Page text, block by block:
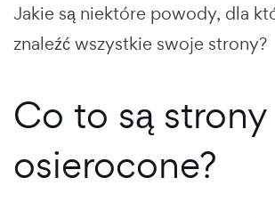
Jakie są niektóre powody, dla
znaleźć wszystkie swoje strony?
Co to są strony
osierocone?